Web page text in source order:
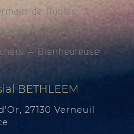
de Rugles
sur Avre
– Bienheureuse
BETHLEEM
27130 Verneuil